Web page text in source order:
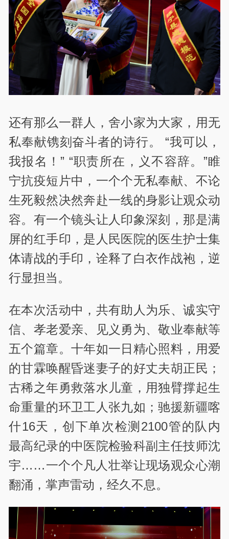
还有那么一群人，舍小家为大家，用无
私奉献镌刻奋斗者的诗行。 “我可以，
我报名！” “职责所在，义不容辞。”睢
宁抗疫短片中，一个个无私奉献、不论
生死毅然决然奔赴一线的身影让观众动
容。有一个镜头让人印象深刻，那是满
屏的红手印，是人民医院的医生护士集
体请战的手印，诠释了白衣作战袍，逆
行显担当。
在本次活动中，共有助人为乐、诚实守
信、孝老爱亲、见义勇为、敬业奉献等
五个篇章。十年如一日精心照料，用爱
的甘霖唤醒昏迷妻子的好丈夫胡正民；
古稀之年勇救落水儿童，用独臂撑起生
命重量的环卫工人张九如；驰援新疆喀
什16天，创下单次检测2100管的队内
最高纪录的中医院检验科副主任技师沈
宇……一个个凡人壮举让现场观众心潮
翻涌，掌声雷动，经久不息。